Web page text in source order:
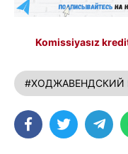
Komissiyasız
#ХОДЖАВЕНДСКИЙ